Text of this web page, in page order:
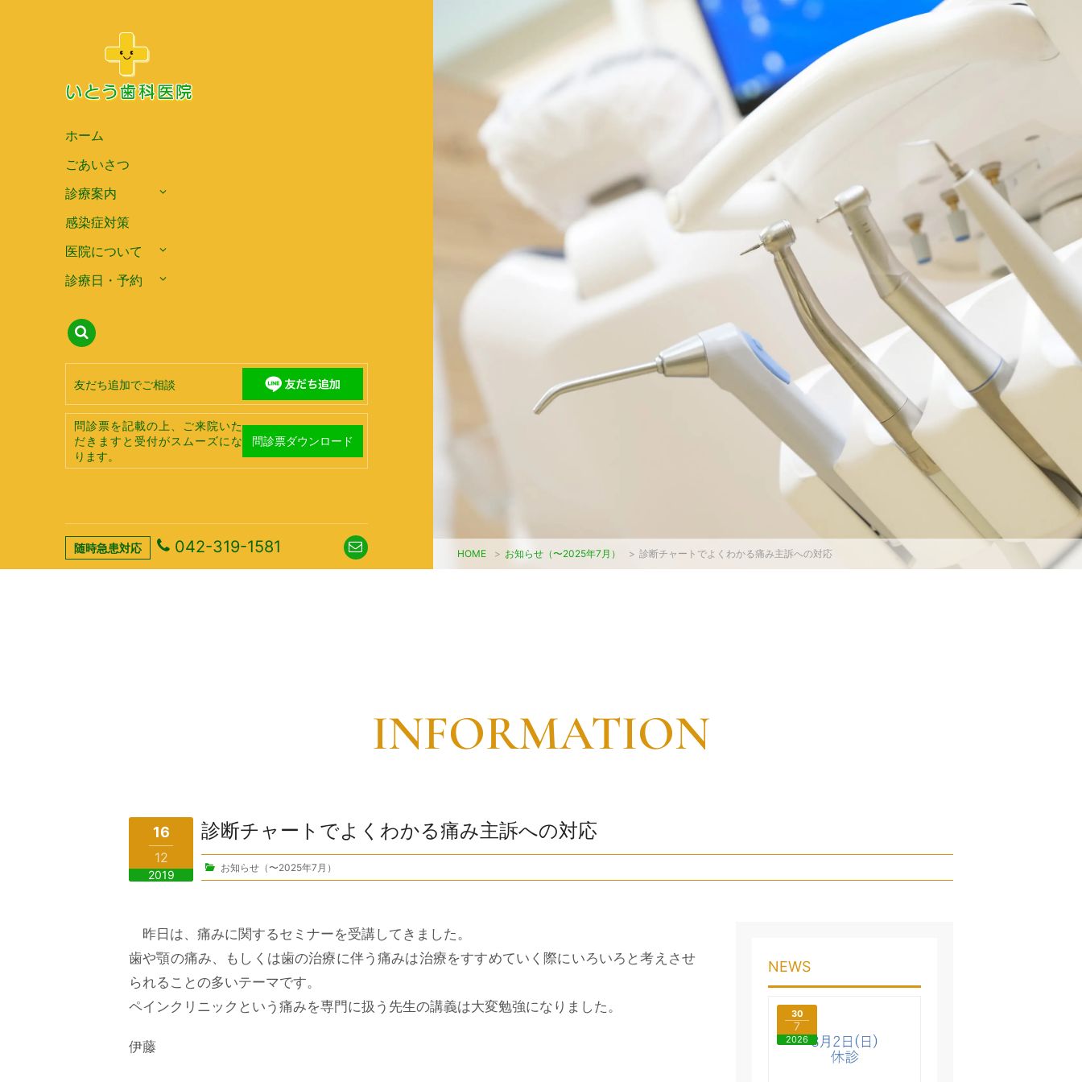
ホーム
ごあいさつ
診療案内
感染症対策
医院について
診療日・予約
随時急患対応 042-319-1581
友だち追加でご相談
問診票を記載の上、ご来院いた
だきますと受付がスムーズにな
ります。
問診票ダウンロード
HOME > お知らせ（〜2025年7月） > 診断チャートでよくわかる痛み主訴への対応
INFORMATION
16
12
2019
診断チャートでよくわかる痛み主訴への対応
お知らせ（〜2025年7月）
昨日は、痛みに関するセミナーを受講してきました。
歯や顎の痛み、もしくは歯の治療に伴う痛みは治療をすすめていく際にいろいろと考えさせ
られることの多いテーマです。
ペインクリニックという痛みを専門に扱う先生の講義は大変勉強になりました。
伊藤
NEWS
30
7
2026